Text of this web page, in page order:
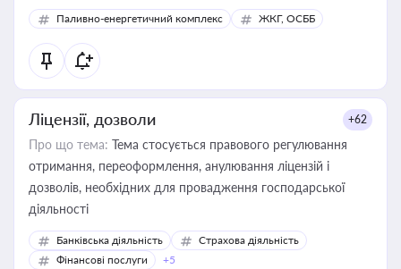
Паливно-енергетичний комплекс ЖКГ, ОСББ
Ліцензії, дозволи +62
Про що тема: Тема стосується правового регулювання
отримання, переоформлення, анулювання ліцензій і
дозволів, необхідних для провадження господарської
діяльності
Банківська діяльність
Страхова діяльність
Фінансові послуги
+5